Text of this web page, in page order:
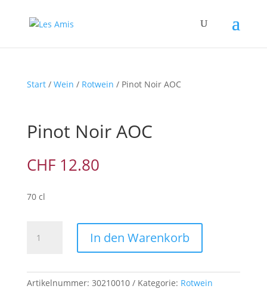
Start/ Wein / Rotwein / Pinot Noir AOC
Pinot Noir AOC
CHF12.80
70 cl
Noir
In den Warenkorb
Artikelnummer: 30210010 Kategorie: Rotwein